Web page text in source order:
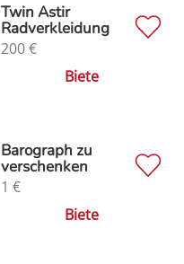
Twin Astir
Radverkleidung
200€
Biete
Barograph zu
verschenken
1 €
Biete